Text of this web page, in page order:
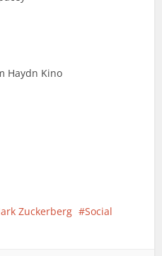
Haydn Kino
Zuckerberg
Social